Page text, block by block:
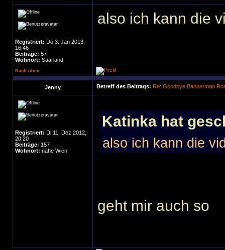
Registriert: Do 3. Jan 2013,
16:46
Beiträge: 57
Wohnort: Saarland
also ich kann die
Nach oben
Jenny Betreff des Beitrags: Re: Goodbye Bannerman
Registriert: Di 11. Dez 2012,
20:20
Beiträge: 157
Wohnort: nähe Wien
Katinka hat
also ich kann die
geht mir auch so